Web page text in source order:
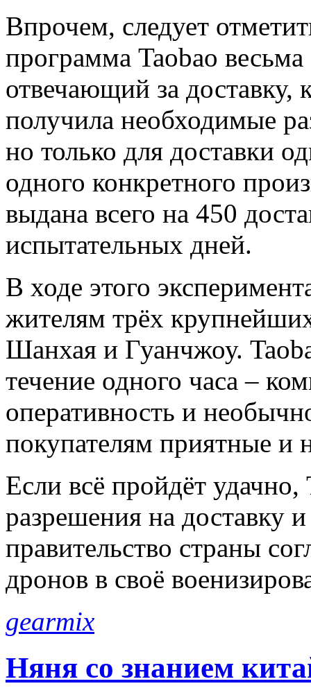
Впрочем, следует
программа Taobao
отвечающий за
получила необходимые
но только для доставки
одного конкретного
выдана всего на 450
испытательных дней.
В ходе этого
жителям трёх
Шанхая и Гуанчжоу.
течение одного часа –
оперативность и
покупателям приятные
Если всё пройдёт удачно,
разрешения на доставку
правительство страны
дронов в своё
gearmix
Няня со знанием